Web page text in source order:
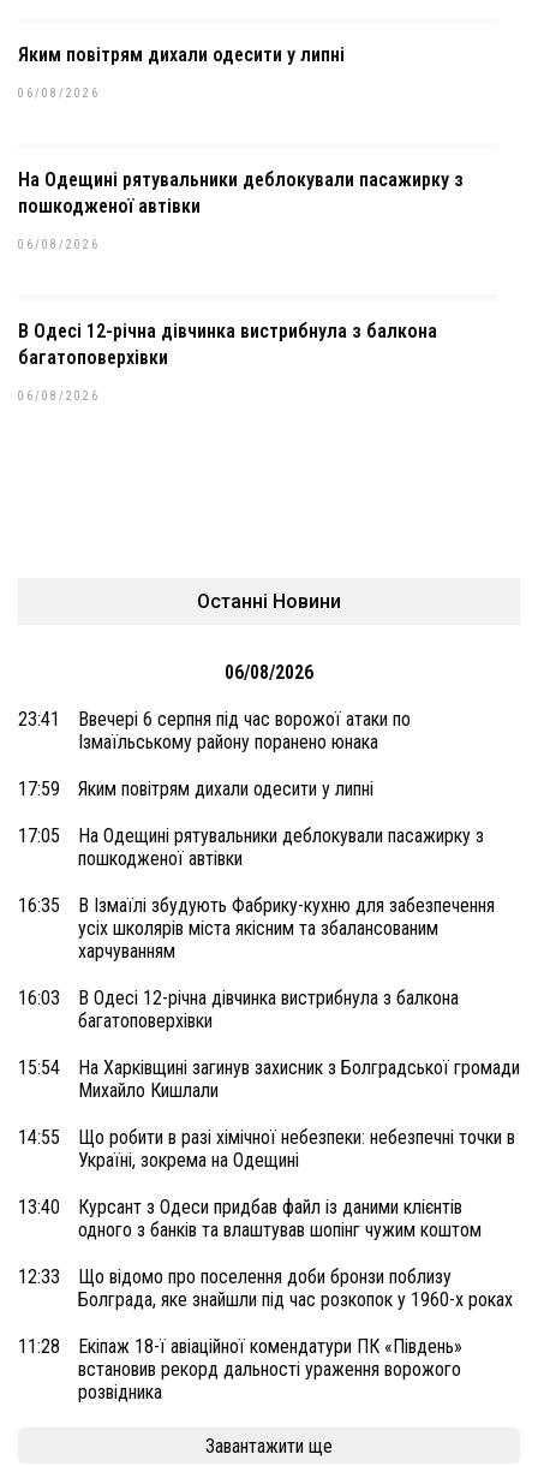
Яким повітрям дихали одесити у липні
06/08/2026
На Одещині рятувальники деблокували пасажирку з
пошкодженої автівки
06/08/2026
В Одесі 12-річна дівчинка вистрибнула з балкона
багатоповерхівки
06/08/2026
Останні Новини
06/08/2026
23:41
Ввечері 6 серпня під час ворожої атаки по
Ізмаїльському району поранено юнака
17:59 Яким повітрям дихали одесити у липні
17:05
На Одещині рятувальники деблокували пасажирку з
пошкодженої автівки
16:35
В Ізмаїлі збудують Фабрику-кухню для забезпечення
усіх школярів міста якісним та збалансованим
харчуванням
16:03
В Одесі 12-річна дівчинка вистрибнула з балкона
багатоповерхівки
15:54
На Харківщині загинув захисник з Болградської громади
Михайло Кишлали
14:55
Що робити в разі хімічної небезпеки: небезпечні точки в
Україні, зокрема на Одещині
13:40
Курсант з Одеси придбав файл із даними клієнтів
одного з банків та влаштував шопінг чужим коштом
12:33
Що відомо про поселення доби бронзи поблизу
Болграда, яке знайшли під час розкопок у 1960-х роках
11:28
Екіпаж 18-ї авіаційної комендатури ПК «Південь»
встановив рекорд дальності ураження ворожого
розвідника
Завантажити ще